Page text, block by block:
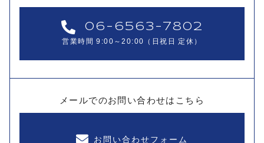
06-6563-7802
営業時間 9:00～20:00（日祝日 定休）
メールでのお問い合わせはこちら
お問い合わせフォーム